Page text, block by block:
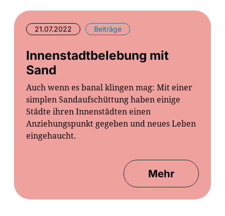
21.07.2022 Beiträge
Innenstadtbelebung mit
Sand
Auch wenn es banal klingen mag: Mit einer
simplen Sandaufschüttung haben einige
Städte ihren Innenstädten einen
Anziehungspunkt gegeben und neues Leben
eingehaucht.
Mehr